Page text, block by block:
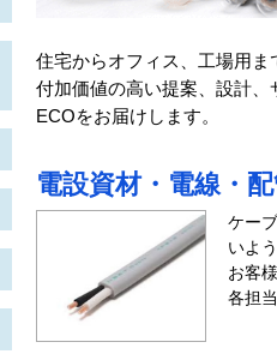
住宅からオフィス、工場用
付加価値の高い提案、設計、
ECOをお届けします。
電設資材・電線・
ケー
いよ
お客
各担